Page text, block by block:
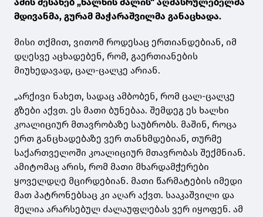
ამის შესახებ „ხალხის ძალის“ აღმასრულებელმა
მდივანმა, გურამ მაჭარაშვილმა განაცხადა.
მისი თქმით, ვითომ როდესაც ერთიანდებიან, იმ
დღესვე აცხადებენ, რომ, გაერთიანების
მიუხედავად, ცალ-ცალკე არიან.
„არქივი ნახეთ, სადაც ამბობენ, რომ ცალ-ცალკე
გზები აქვთ. ეს მათი ბუნებაა. შემდეგ ეს ხალხი
კოალიციურ მთავრობაზე საუბრობს. მაშინ, როცა
ერთ განცხადებაზე ვერ თანხმდებიან, თურმე
საქართველოში კოალიციურ მთავრობას შექმნიან.
ამიტომაც არის, რომ მათი მხარდამჭერები
ყოველდღე მცირდებიან. მათი წარმატების იმედი
მათ პატრონებსაც კი აღარ აქვთ. სააკაშვილი და
მელია არარსებულ ძალაუფლებას ვერ იყოფენ. ამ